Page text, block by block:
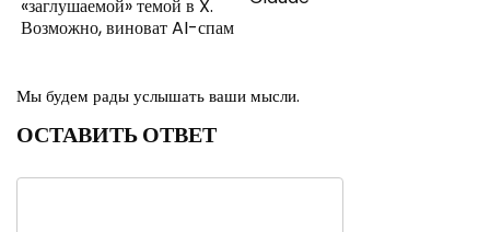
«заглушаемой» темой в X.
Возможно, виноват AI-спам
Мы будем рады услышать ваши мысли.
ОСТАВИТЬ ОТВЕТ